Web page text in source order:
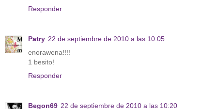
Responder
Patry 22 de septiembre de 2010 a las 10:05
enorawena!!!!
1 besito!
Responder
Begon69 22 de septiembre de 2010 a las 10:20